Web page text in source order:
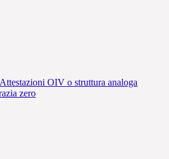
Attestazioni OIV o struttura analoga
zero